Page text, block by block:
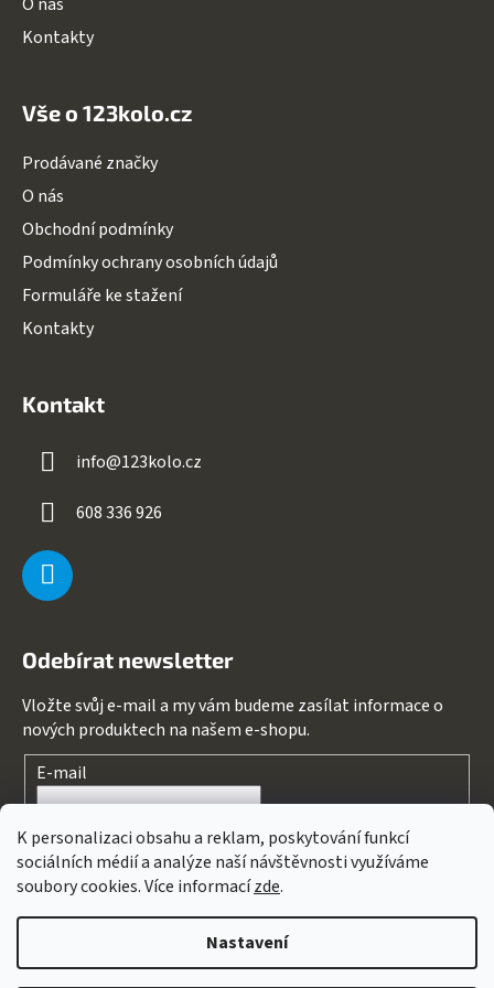
K personalizaci obsahu a reklam, poskytování funkcí
sociálních médií a analýze naší návštěvnosti využíváme
soubory cookies. Více informacízde.
Nastavení
Kontakty
Vše o 123kolo.cz
Prodávané značky
O nás
Obchodní podmínky
Podmínky ochrany osobních údajů
Formuláře ke stažení
Kontakty
Kontakt
info@123kolo.cz
608 336 926
Odebírat newsletter
Vložte svůj e-mail a my vám budeme zasílat informace o
nových produktech na našem e-shopu.
E-mail
Souhlasím spodmínkami ochrany osobních údajů
PŘIHLÁSIT SE